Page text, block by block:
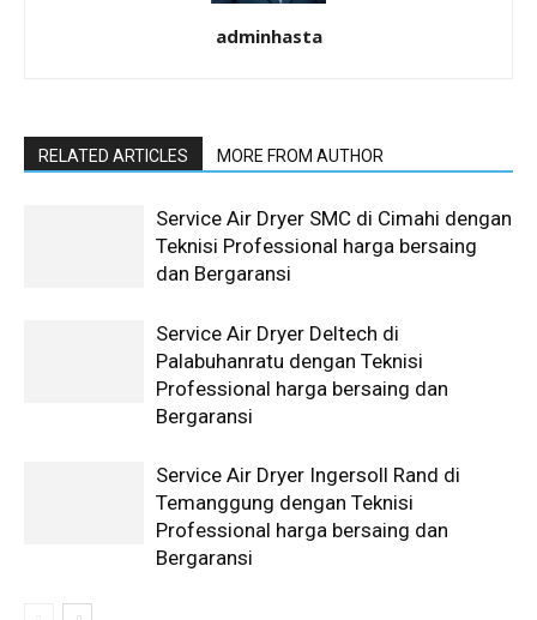
adminhasta
RELATED ARTICLES MORE FROM AUTHOR
Service Air Dryer SMC di Cimahi dengan
Teknisi Professional harga bersaing
dan Bergaransi
Service Air Dryer Deltech di
Palabuhanratu dengan Teknisi
Professional harga bersaing dan
Bergaransi
Service Air Dryer Ingersoll Rand di
Temanggung dengan Teknisi
Professional harga bersaing dan
Bergaransi